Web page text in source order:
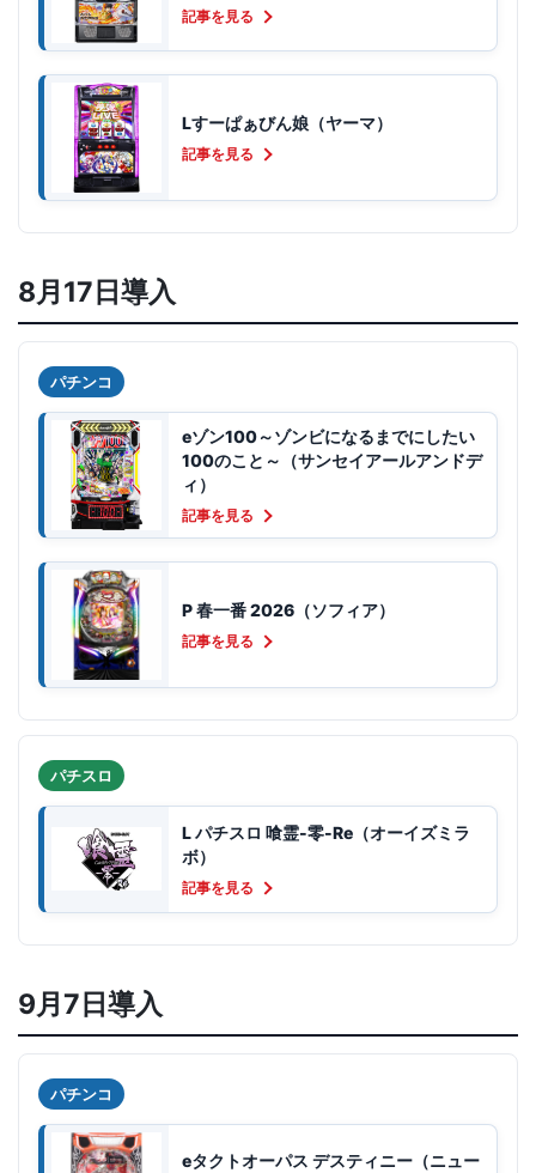
記事を見る
Lすーぱぁびん娘（ヤーマ）
記事を見る
8月17日導入
パチンコ
eゾン100～ゾンビになるまでにしたい
100のこと～（サンセイアールアンドデ
ィ）
記事を見る
P 春一番 2026（ソフィア）
記事を見る
パチスロ
L パチスロ 喰霊-零-Re（オーイズミラ
ボ）
記事を見る
9月7日導入
パチンコ
eタクトオーパス デスティニー（ニュー